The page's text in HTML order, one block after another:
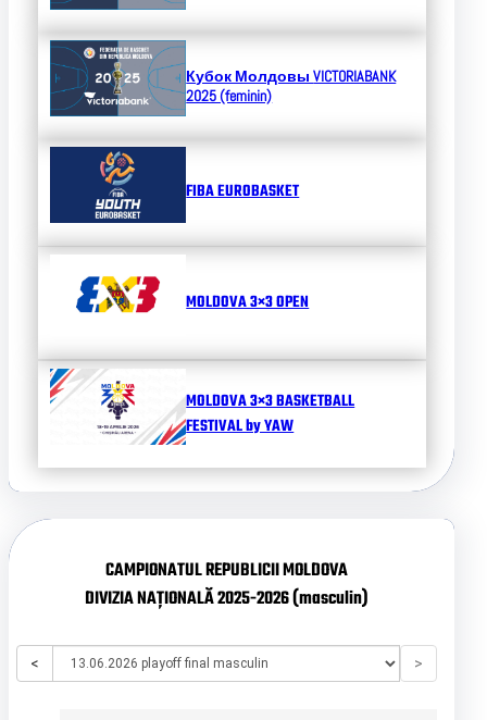
Кубок МолдовыVICTORIABANK
2025 (feminin)
FIBA EUROBASKET
MOLDOVA 3×3 OPEN
MOLDOVA 3×3 BASKETBALL
FESTIVAL by YAW
CAMPIONATUL REPUBLICII MOLDOVA
DIVIZIA NAȚIONALĂ 2025-2026 (masculin)
< >